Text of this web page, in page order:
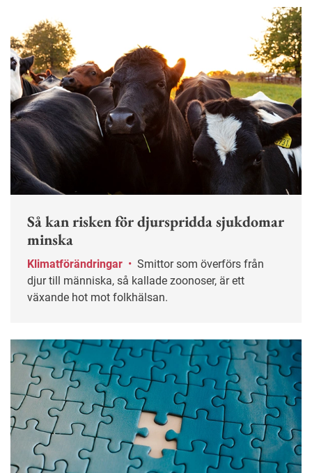
Så kan risken för djurspridda sjukdomar
minska
Klimatförändringar •
djur till människa, så kallade zoonoser, är ett
växande hot mot folkhälsan.